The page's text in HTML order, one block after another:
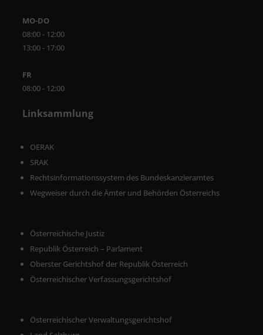
MO-DO
08:00 - 12:00
13:00 - 17:00
FR
08:00 - 12:00
Linksammlung
OERAK
SRAK
Rechtsinformationssystem des Bundeskanzleramtes
Wegweiser durch die Ämter und Behörden Österreichs
Österreichische Justiz
Republik Österreich – Parlament
Oberster Gerichtshof der Republik Österreich
Österreichischer Verfassungsgerichtshof
Österreichischer Verwaltungsgerichtshof